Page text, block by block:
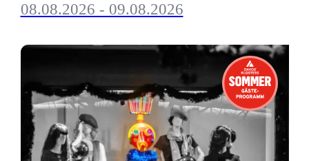
08.08.2026 - 09.08.2026